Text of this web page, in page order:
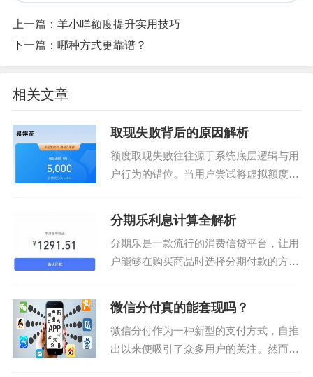
上一篇： 羊小咩额度提升实用技巧
下一篇： 哪种方式更靠谱？
相关文章
取现失败背后的原因解析
额度取现失败往往源于系统底层逻辑与用
户行为的错位。当用户尝试将虚拟额度转
取现，系统可能因异常活跃时段触发反欺
诈机制，导致请求被拦...
分期乐利息计算全解析
分期乐是一款流行的消费信贷平台，让用
户能够在购买商品时选择分期付款的方
常情况下，用户会关注的是如何确定每一
期需要支付的利息金额以...
微信分付真的能套现吗？
微信分付作为一种新型的支付方式，自推
出以来便吸引了众多用户的关注。然而，